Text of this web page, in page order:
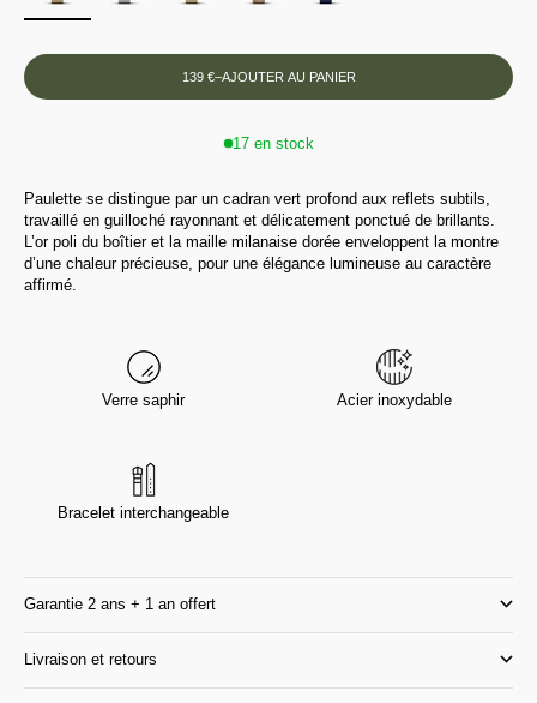
139 €–AJOUTER AU PANIER
17 en stock
Paulette se distingue par un cadran vert profond aux reflets subtils,
travaillé en guilloché rayonnant et délicatement ponctué de brillants.
L’or poli du boîtier et la maille milanaise dorée enveloppent la montre
d’une chaleur précieuse, pour une élégance lumineuse au caractère
affirmé.
Verre saphir Acier inoxydable
Bracelet interchangeable
Garantie 2 ans + 1 an offert
Livraison et retours